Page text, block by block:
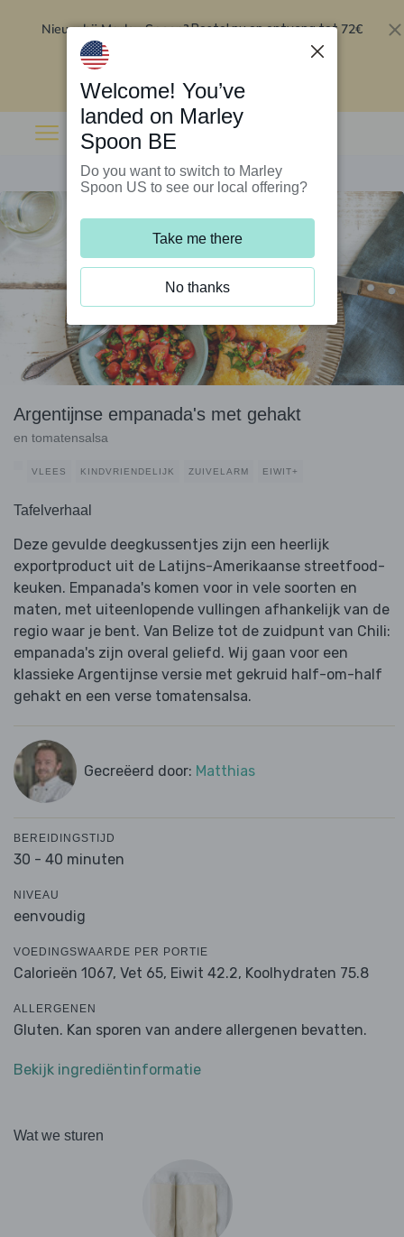
Nieuw bij Marley Spoon?Bestel nu en ontvang tot 72€
Argentijnse empanada's met gehakt
en tomatensalsa
VLEES KINDVRIENDELIJK ZUIVELARM EIWIT+
Tafelverhaal
Deze gevulde deegkussentjes zijn een heerlijk
exportproduct uit de Latijns-Amerikaanse streetfood-
keuken. Empanada's komen voor in vele soorten en
maten, met uiteenlopende vullingen afhankelijk van de
regio waar je bent. Van Belize tot de zuidpunt van Chili:
empanada's zijn overal geliefd. Wij gaan voor een
klassieke Argentijnse versie met gekruid half-om-half
gehakt en een verse tomatensalsa.
Gecreëerd door: Matthias
BEREIDINGSTIJD
30 - 40 minuten
NIVEAU
eenvoudig
VOEDINGSWAARDE PER PORTIE
Calorieën 1067, Vet 65, Eiwit 42.2, Koolhydraten 75.8
ALLERGENEN
Gluten. Kan sporen van andere allergenen bevatten.
Bekijk ingrediëntinformatie
Wat we sturen
Welcome! You’ve
landed on Marley
Spoon BE
Do you want to switch to Marley
Spoon US to see our local offering?
Take me there
No thanks